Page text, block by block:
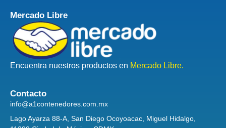
Mercado Libre
Encuentra nuestros productos en Mercado Libre.
Contacto
info@a1contenedores.com.mx
Lago Ayarza 88-A, San Diego Ocoyoacac, Miguel Hidalgo,